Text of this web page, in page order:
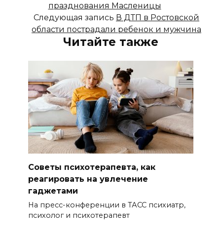
празднования Масленицы
Следующая запись В ДТП в Ростовской
области пострадали ребенок и мужчина
Читайте также
Советы психотерапевта, как
реагировать на увлечение
гаджетами
На пресс-конференции в ТАСС психиатр,
психолог и психотерапевт